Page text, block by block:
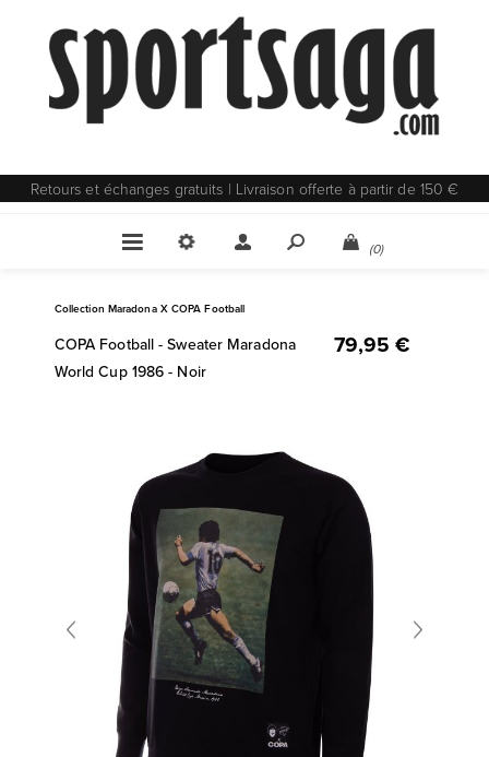
Retours et échanges gratuits | Livraison offerte à partir de 150 €
(0)
Collection Maradona X COPA Football
COPA Football - Sweater Maradona
World Cup 1986 - Noir
79,95 €